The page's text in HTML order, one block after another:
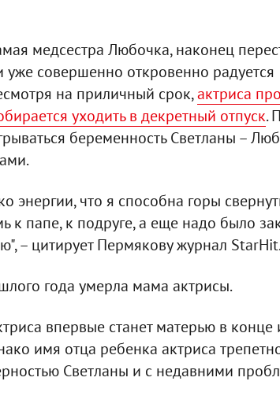
медсестра Любочка, наконец
уже совершенно откровенно радуется
на приличный срок,актриса
уходить в декретный отпуск.
беременность Светланы –
энергии, что я способна горы
к папе, к подруге, а еще надо было
– цитирует Пермякову журнал
года умерла мама актрисы.
впервые станет матерью в конце
имя отца ребенка актриса
Светланы и с недавними